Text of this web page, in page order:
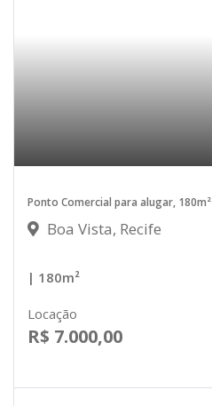
Ponto Comercial para alugar, 180m²
Boa Vista, Recife
| 180m²
Locação
R$ 7.000,00